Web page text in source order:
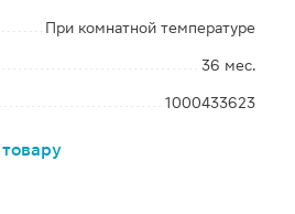
При комнатной температуре
36 мес.
1000433623